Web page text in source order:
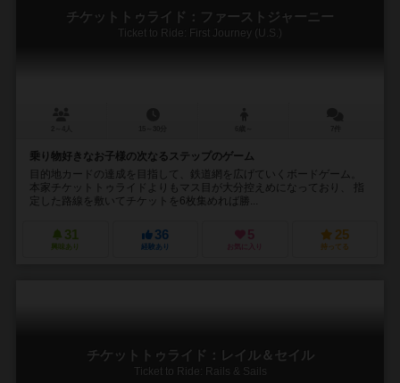
チケットトゥライド：ファーストジャーニー
Ticket to Ride: First Journey (U.S.)
乗り物好きなお子様の次なるステップのゲーム
目的地カードの達成を目指して、鉄道網を広げていくボードゲーム。
本家チケットトゥライドよりもマス目が大分控えめになっており、 指
定した路線を敷いてチケットを6枚集めれば勝...
31
興味あり
36
経験あり
5
お気に入り
25
持ってる
チケットトゥライド：レイル＆セイル
Ticket to Ride: Rails & Sails